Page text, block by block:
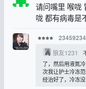
请问嘴里 喉咙
咙 都有病毒是
⭐⭐⭐⭐
狼友1231
了，然后用液氮
次我让护士冷冻
经治好了，冷冻